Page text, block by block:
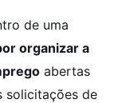
de uma
organizar a
abertas
solicitações de